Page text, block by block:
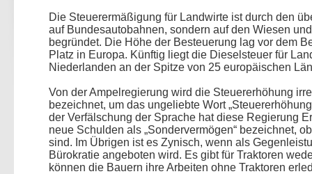
Die Steuerermäßigung für Landwirte ist durch den
auf Bundesautobahnen, sondern auf den Wiesen
begründet. Die Höhe der Besteuerung lag vor dem
Platz in Europa. Künftig liegt die Dieselsteuer für
Niederlanden an der Spitze von 25 europäischen
Von der Ampelregierung wird die Steuererhöhung
bezeichnet, um das ungeliebte Wort
der Verfälschung der Sprache hat diese Regierung
neue Schulden als „Sondervermögen“ bezeichnet,
sind. Im Übrigen ist es Zynisch, wenn als
Bürokratie angeboten wird. Es gibt für Traktoren
können die Bauern ihre Arbeiten ohne Traktoren